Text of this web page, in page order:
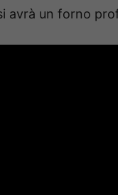
avrà un forno